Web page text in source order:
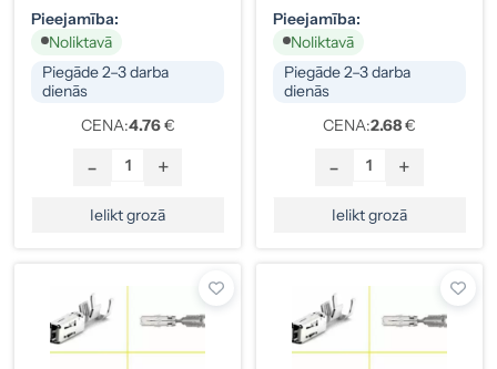
Pieejamība:
Noliktavā
Piegāde 2–3 darba
dienās
CENA:4.76€
- +
Ielikt grozā
Pieejamība:
Noliktavā
Piegāde 2–3 darba
dienās
CENA:2.68€
- +
Ielikt grozā